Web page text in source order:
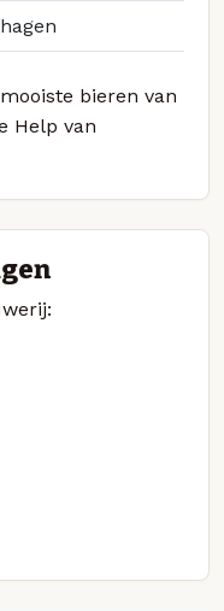
bieren van
Help van